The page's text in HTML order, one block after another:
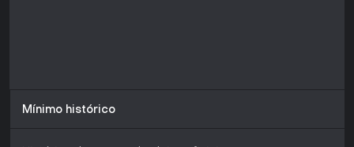
Mínimo histórico